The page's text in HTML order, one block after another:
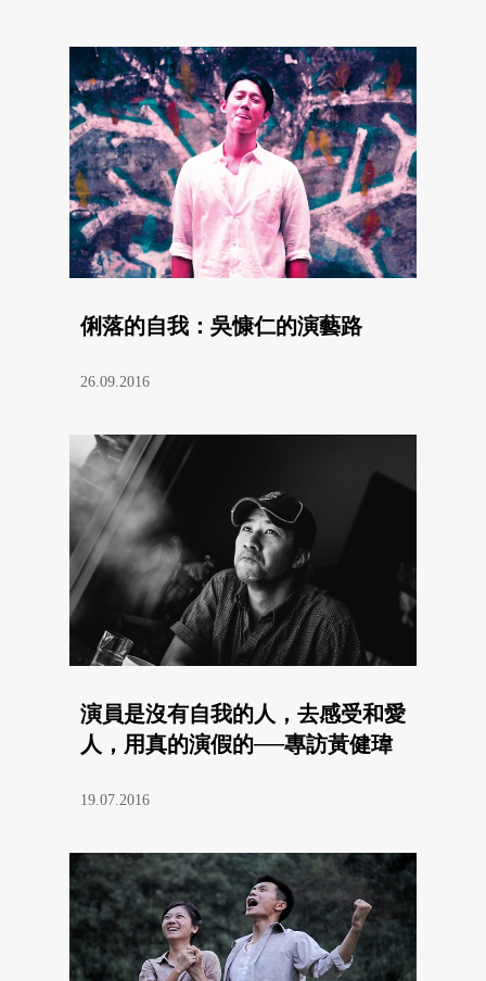
俐落的自我：吳慷仁的演藝路
26.09.2016
演員是沒有自我的人，去感受和愛
人，用真的演假的──專訪黃健瑋
19.07.2016